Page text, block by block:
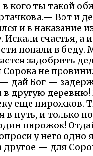
кого ты такой
Вот и
и в наказание
счастья, а
попали в беду.
задобрить
Сорока не
дай Бог —
другую деревню!
еще пирожков.
в путь, и только
пирожок!
у него одно
другое — для